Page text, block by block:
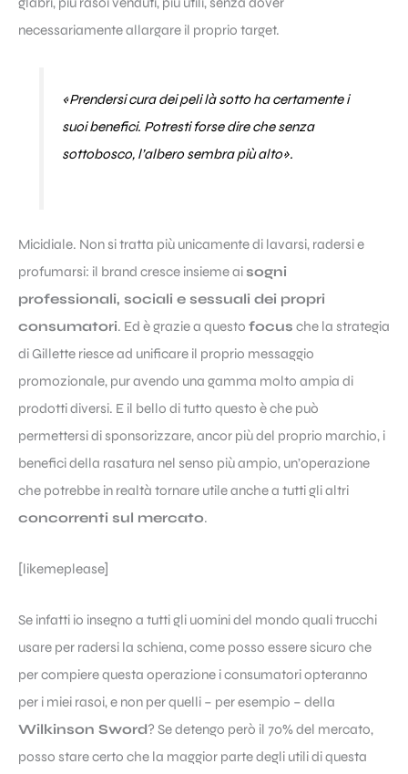
necessariamente allargare il proprio target.
«Prendersi cura dei peli là sotto ha certamente i
suoi benefici. Potresti forse dire che senza
sottobosco, l’albero sembra più alto».
Micidiale. Non si tratta più unicamente di lavarsi, radersi e
profumarsi: il brand cresce insieme aisogni
professionali, sociali e sessuali dei propri
consumatori. Ed è grazie a questo focus che la strategia
di Gillette riesce ad unificare il proprio messaggio
promozionale, pur avendo una gamma molto ampia di
prodotti diversi. E il bello di tutto questo è che può
permettersi di sponsorizzare, ancor più del proprio marchio, i
benefici della rasatura nel senso più ampio, un’operazione
che potrebbe in realtà tornare utile anche a tutti gli altri
concorrenti sul mercato.
[likemeplease]
Se infatti io insegno a tutti gli uomini del mondo quali trucchi
usare per radersi la schiena, come posso essere sicuro che
per compiere questa operazione i consumatori opteranno
per i miei rasoi, e non per quelli – per esempio – della
Wilkinson Sword? Se detengo però il 70% del mercato,
posso stare certo che la maggior parte degli utili di questa